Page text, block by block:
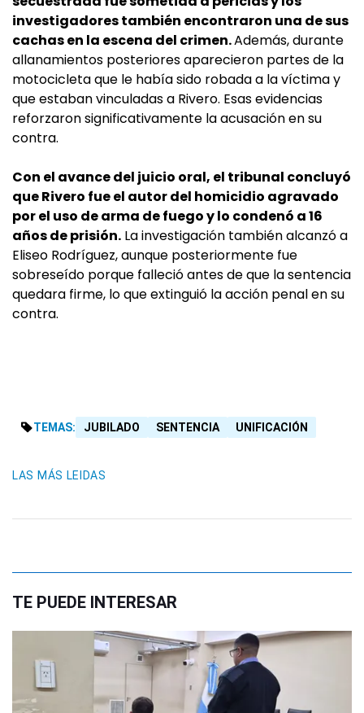
investigadores también encontraron una de sus
cachas en la escena del crimen.Además, durante
allanamientos posteriores aparecieron partes de la
motocicleta que le había sido robada a la víctima y
que estaban vinculadas a Rivero. Esas evidencias
reforzaron significativamente la acusación en su
contra.
Con el avance del juicio oral, el tribunal concluyó
que Rivero fue el autor del homicidio agravado
por el uso de arma de fuego y lo condenó a 16
años de prisión. La investigación también alcanzó a
Eliseo Rodríguez, aunque posteriormente fue
sobreseído porque falleció antes de que la sentencia
quedara firme, lo que extinguió la acción penal en su
contra.
TEMAS: JUBILADO SENTENCIA UNIFICACIÓN
LAS MÁS LEIDAS
TE PUEDE INTERESAR